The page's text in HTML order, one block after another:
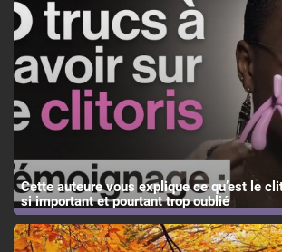
Cette auteure vous explique ce qu’est le
si important et pourtant trop oublié